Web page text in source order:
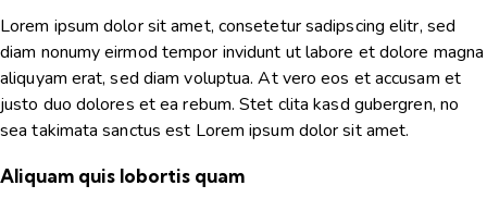
Lorem ipsum dolor sit amet, consetetur sadipscing elitr, sed
diam nonumy eirmod tempor invidunt ut labore et dolore magna
aliquyam erat, sed diam voluptua. At vero eos et accusam et
justo duo dolores et ea rebum. Stet clita kasd gubergren, no
sea takimata sanctus est Lorem ipsum dolor sit amet.
Aliquam quis lobortis quam